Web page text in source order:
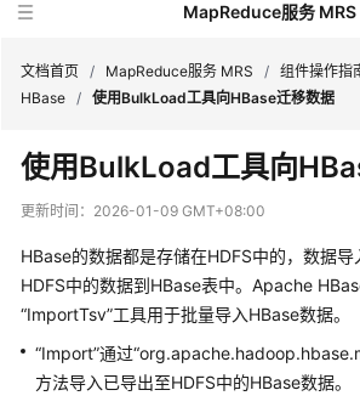
MapReduce服务 MRS
新
动
服
务
告
文档首页 / MapReduce服务 MRS / 组件操作指
HBase / 使用BulkLoad工具向HBase迁移数据
使用BulkLoad工具向
更新时间： 2026-01-09 GMT+08:00
HBase的数据都是存储在HDFS中的，数据
HDFS中的数据到HBase表中。Apache
“ImportTsv”工具用于批量导入HBase数据。
“Import”通过
方法导入已导出至HDFS中的HBase数据。